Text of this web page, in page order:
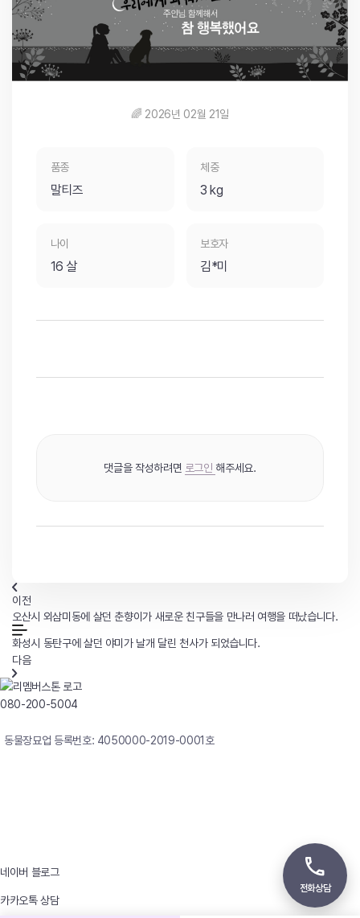
🌈 2026년 02월 21일
품종
말티즈
체중
3 kg
나이
16 살
보호자
김*미
댓글을 작성하려면 로그인 해주세요.
이전
오산시 외삼미동에 살던 춘향이가 새로운 친구들을 만나러 여행을 떠났습니다.
화성시 동탄구에 살던 야미가 날개 달린 천사가 되었습니다.
다음
080-200-5004
동물장묘업 등록번호: 4050000-2019-0001호
네이버 블로그
카카오톡 상담
전화상담